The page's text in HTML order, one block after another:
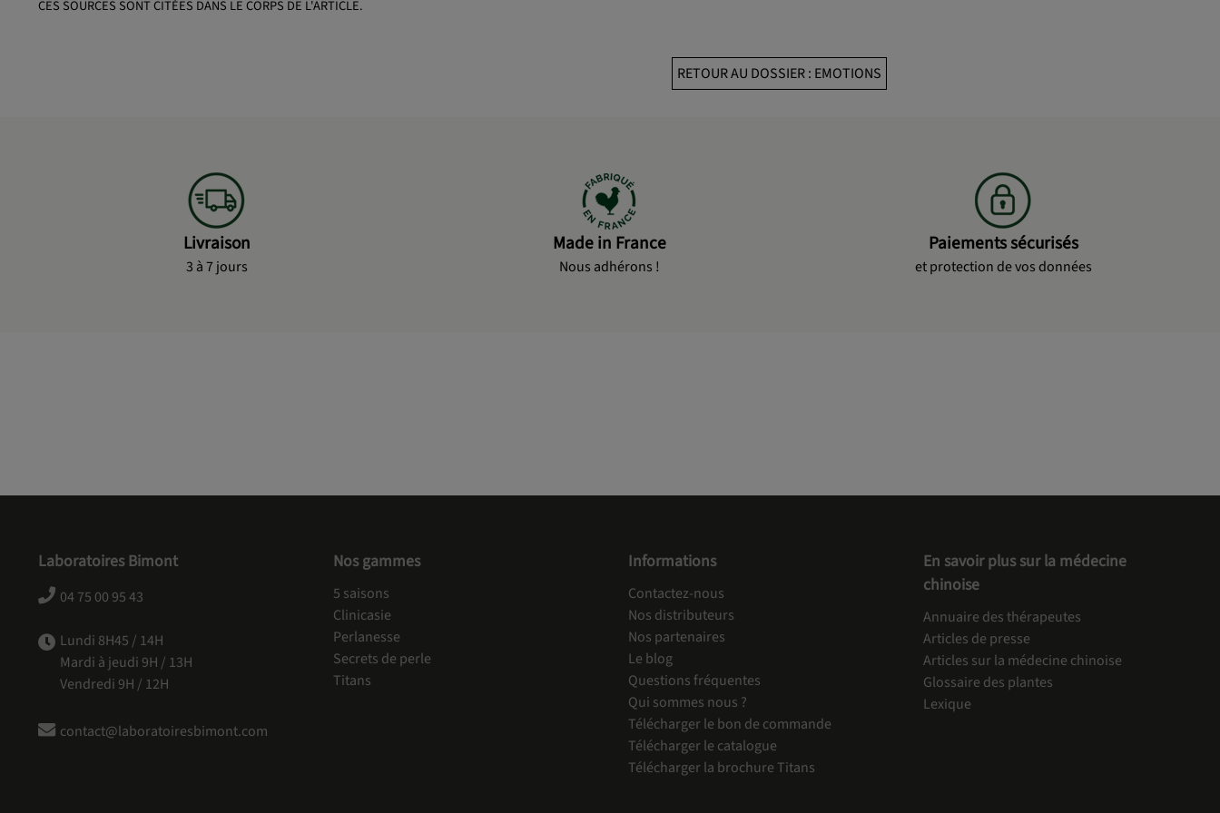
CES SOURCES SONT CITÉES DANS LE CORPS DE L'ARTICLE.
RETOUR AU DOSSIER : EMOTIONS
Livraison
3 à 7 jours
Made in France
Nous adhérons !
Paiements sécurisés
et protection de vos données
Laboratoires Bimont
04 75 00 95 43
Lundi 8H45 / 14H
Mardi à jeudi 9H / 13H
Vendredi 9H / 12H
contact@laboratoiresbimont.com
Nos gammes
5 saisons
Clinicasie
Perlanesse
Secrets de perle
Titans
Informations
Contactez-nous
Nos distributeurs
Nos partenaires
Le blog
Questions fréquentes
Qui sommes nous ?
Télécharger le bon de commande
Télécharger le catalogue
Télécharger la brochure Titans
En savoir plus sur la médecine
chinoise
Annuaire des thérapeutes
Articles de presse
Articles sur la médecine chinoise
Glossaire des plantes
Lexique